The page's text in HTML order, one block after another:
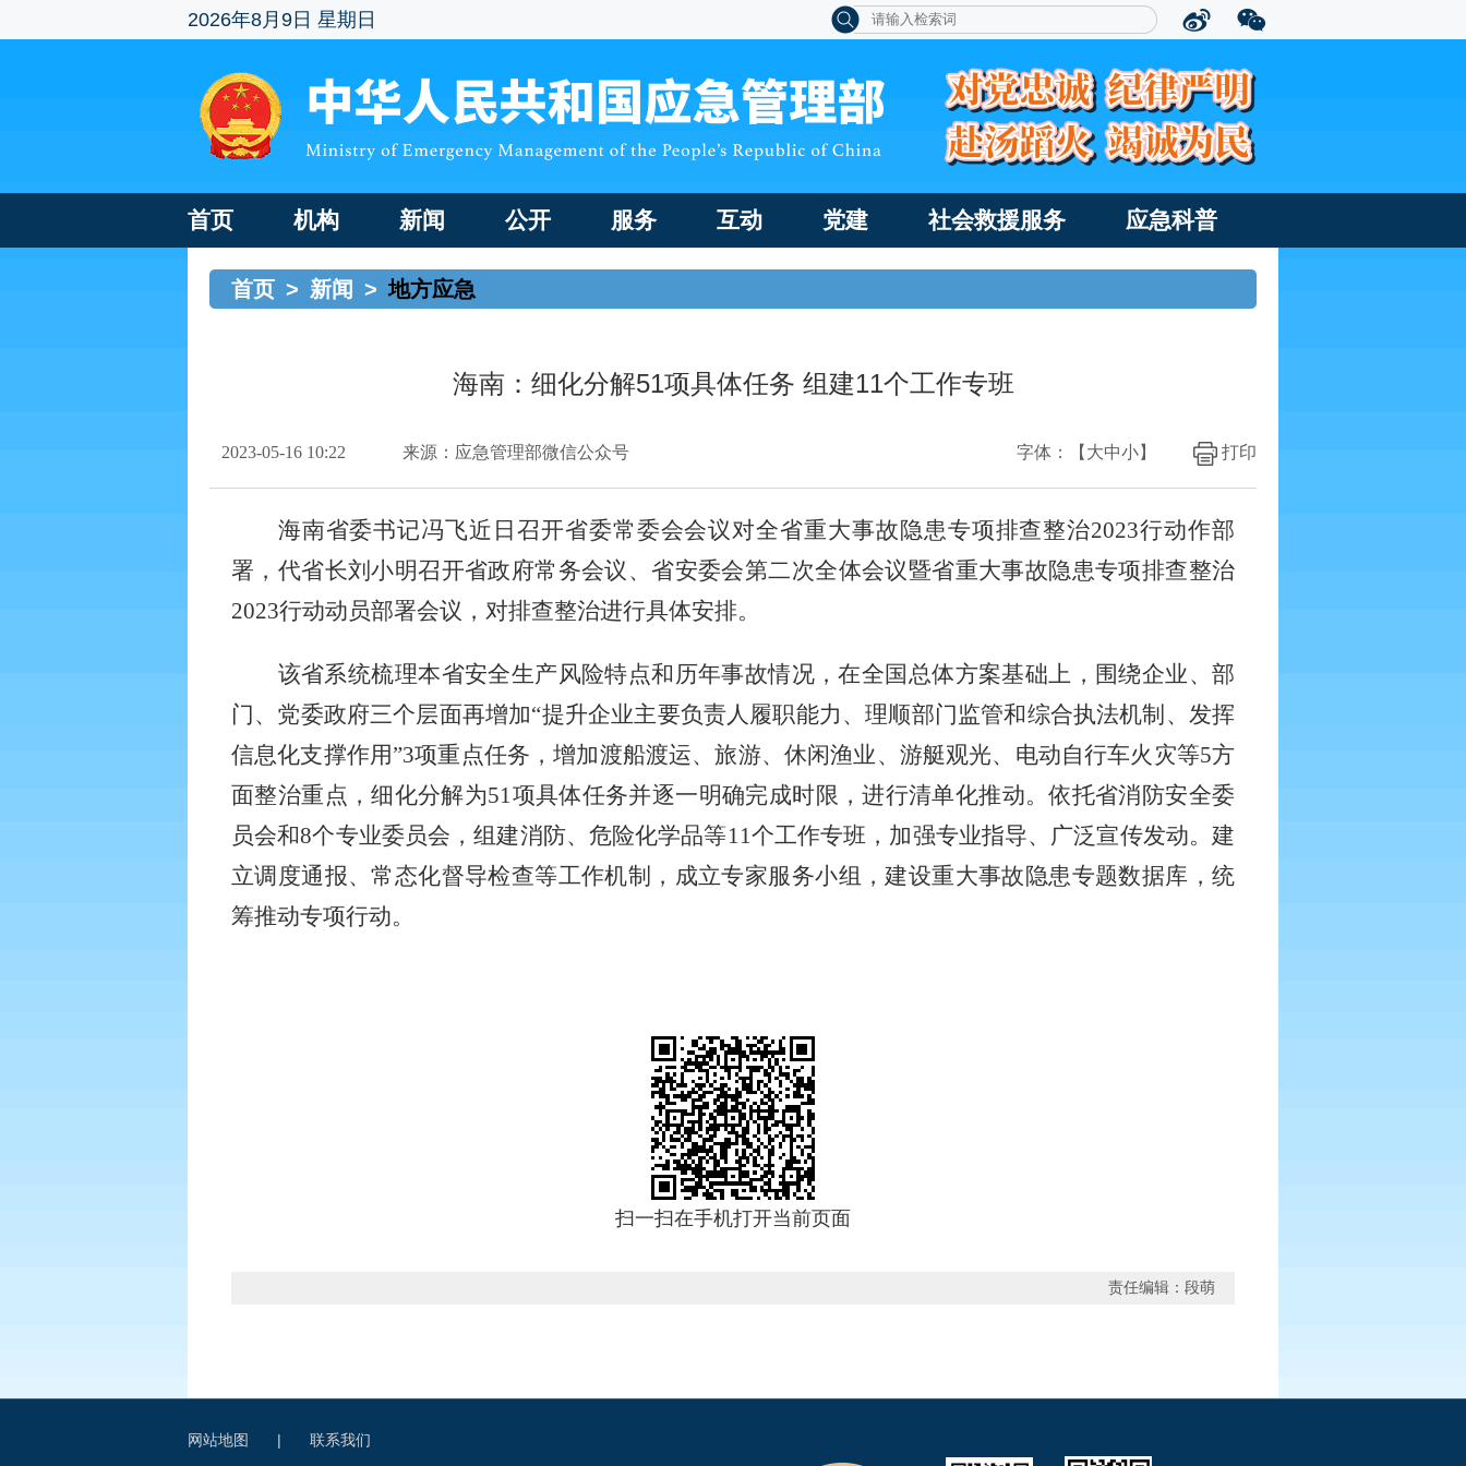
2026年8月9日 星期日
首页 机构 新闻 公开 服务 互动 党建 社会救援服务 应急科普
首页 > 新闻 > 地方应急
海南：细化分解51项具体任务 组建11个工作专班
2023-05-16 10:22 来源：应急管理部微信公众号 打印
字体：【 大中小】
海南省委书记冯飞近日召开省委常委会会议对全省重大事故隐患专项排查整治2023行动作部
署，代省长刘小明召开省政府常务会议、省安委会第二次全体会议暨省重大事故隐患专项排查整治
2023行动动员部署会议，对排查整治进行具体安排。
该省系统梳理本省安全生产风险特点和历年事故情况，在全国总体方案基础上，围绕企业、部
门、党委政府三个层面再增加“提升企业主要负责人履职能力、理顺部门监管和综合执法机制、发挥
信息化支撑作用”3项重点任务，增加渡船渡运、旅游、休闲渔业、游艇观光、电动自行车火灾等5方
面整治重点，细化分解为51 项具体任务并逐一明确完成时限，进行清单化推动。依托省消防安全委
员会和8个专业委员会，组建消防、危险化学品等11个工作专班，加强专业指导、广泛宣传发动。建
立调度通报、常态化督导检查等工作机制，成立专家服务小组，建设重大事故隐患专题数据库，统
筹推动专项行动。
扫一扫在手机打开当前页面
责任编辑：段萌
网站地图 | 联系我们